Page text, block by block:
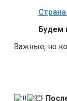
Будем
Важные, но